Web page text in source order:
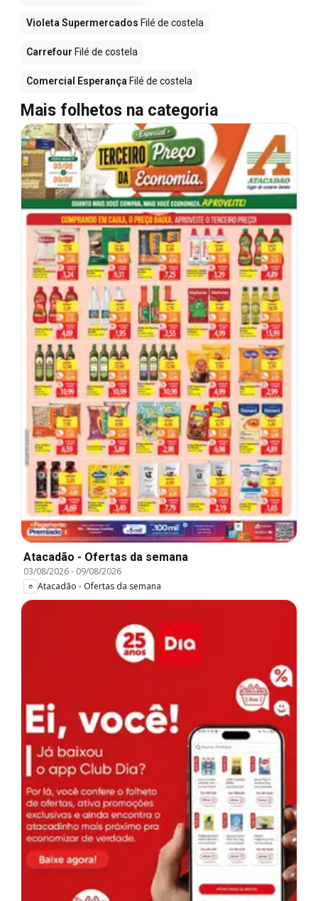
Violeta Supermercados Filé de costela
Carrefour Filé de costela
Comercial Esperança Filé de costela
Mais folhetos na categoria
Atacadão - Ofertas da semana
03/08/2026- 09/08/2026
Atacadão - Ofertas da semana